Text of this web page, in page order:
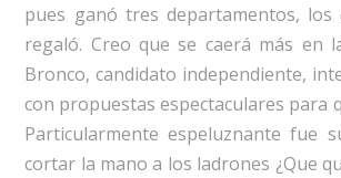
pues ganó tres departamentos, los
regaló. Creo que se caerá más en
Bronco, candidato independiente,
con propuestas espectaculares para
Particularmente espeluznante fue
cortar la mano a los ladrones ¿Que